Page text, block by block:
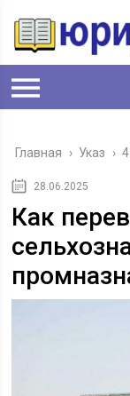
Главная › Указ ›
28.06.2025
Как